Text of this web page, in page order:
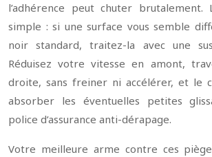
l’adhérence peut chuter brutalement.
simple : si une surface vous semble
noir standard, traitez-la avec une
Réduisez votre vitesse en amont,
droite, sans freiner ni accélérer, et le
absorber les éventuelles petites
police d’assurance anti-dérapage.
Votre meilleure arme contre ces